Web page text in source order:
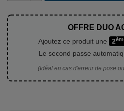
OFFRE DUO
Ajoutez ce produit une 2
Le second passe
(Idéal en cas d'erreur de pose